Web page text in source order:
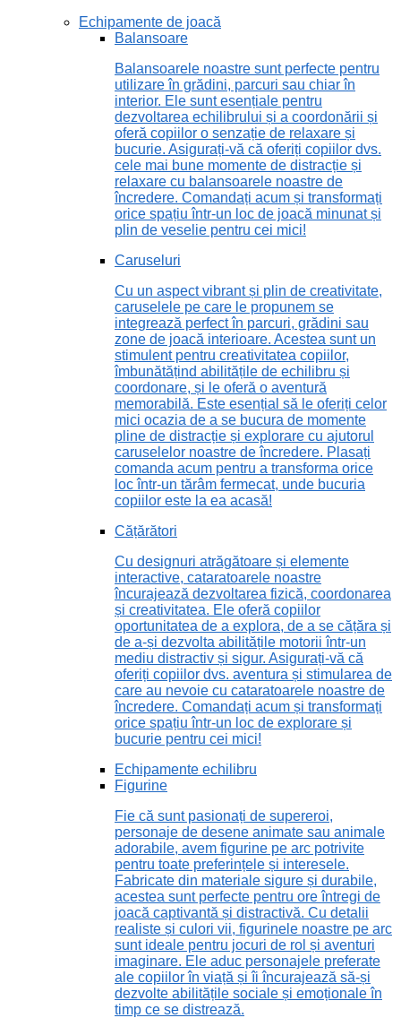
Echipamente de joacă
Balansoare
Balansoarele noastre sunt perfecte pentru
utilizare în grădini, parcuri sau chiar în
interior. Ele sunt esențiale pentru
dezvoltarea echilibrului și a coordonării și
oferă copiilor o senzație de relaxare și
bucurie. Asigurați-vă că oferiți copiilor dvs.
cele mai bune momente de distracție și
relaxare cu balansoarele noastre de
încredere. Comandați acum și transformați
orice spațiu într-un loc de joacă minunat și
plin de veselie pentru cei mici!
Caruseluri
Cu un aspect vibrant și plin de creativitate,
caruselele pe care le propunem se
integrează perfect în parcuri, grădini sau
zone de joacă interioare. Acestea sunt un
stimulent pentru creativitatea copiilor,
îmbunătățind abilitățile de echilibru și
coordonare, și le oferă o aventură
memorabilă. Este esențial să le oferiți celor
mici ocazia de a se bucura de momente
pline de distracție și explorare cu ajutorul
caruselelor noastre de încredere. Plasați
comanda acum pentru a transforma orice
loc într-un tărâm fermecat, unde bucuria
copiilor este la ea acasă!
Cățărători
Cu designuri atrăgătoare și elemente
interactive, cataratoarele noastre
încurajează dezvoltarea fizică, coordonarea
și creativitatea. Ele oferă copiilor
oportunitatea de a explora, de a se cățăra și
de a-și dezvolta abilitățile motorii într-un
mediu distractiv și sigur. Asigurați-vă că
oferiți copiilor dvs. aventura și stimularea de
care au nevoie cu cataratoarele noastre de
încredere. Comandați acum și transformați
orice spațiu într-un loc de explorare și
bucurie pentru cei mici!
Echipamente echilibru
Figurine
Fie că sunt pasionați de supereroi,
personaje de desene animate sau animale
adorabile, avem figurine pe arc potrivite
pentru toate preferințele și interesele.
Fabricate din materiale sigure și durabile,
acestea sunt perfecte pentru ore întregi de
joacă captivantă și distractivă. Cu detalii
realiste și culori vii, figurinele noastre pe arc
sunt ideale pentru jocuri de rol și aventuri
imaginare. Ele aduc personajele preferate
ale copiilor în viață și îi încurajează să-și
dezvolte abilitățile sociale și emoționale în
timp ce se distrează.